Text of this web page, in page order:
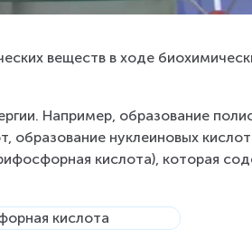
ве­ществ в ходе
На­при­мер, об­ра­зо­ва­ние
об­ра­зо­ва­ние нук­ле­и­но­вых
кис­ло­та), которая